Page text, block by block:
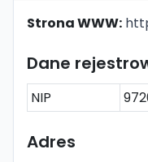
Strona WWW:
Dane
NIP
Adres